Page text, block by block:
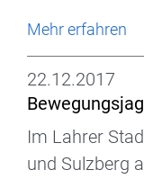
Mehr erfahren
22.12.2017
Im Lahrer
und Sulzberg